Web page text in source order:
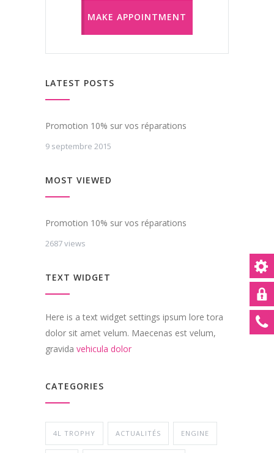
MAKE APPOINTMENT
LATEST POSTS
Promotion 10% sur vos réparations
9 septembre 2015
MOST VIEWED
Promotion 10% sur vos réparations
2687 views
TEXT WIDGET
Here is a text widget settings ipsum lore tora
dolor sit amet velum. Maecenas est velum,
gravida vehicula dolor
CATEGORIES
4L TROPHY ACTUALITÉS ENGINE